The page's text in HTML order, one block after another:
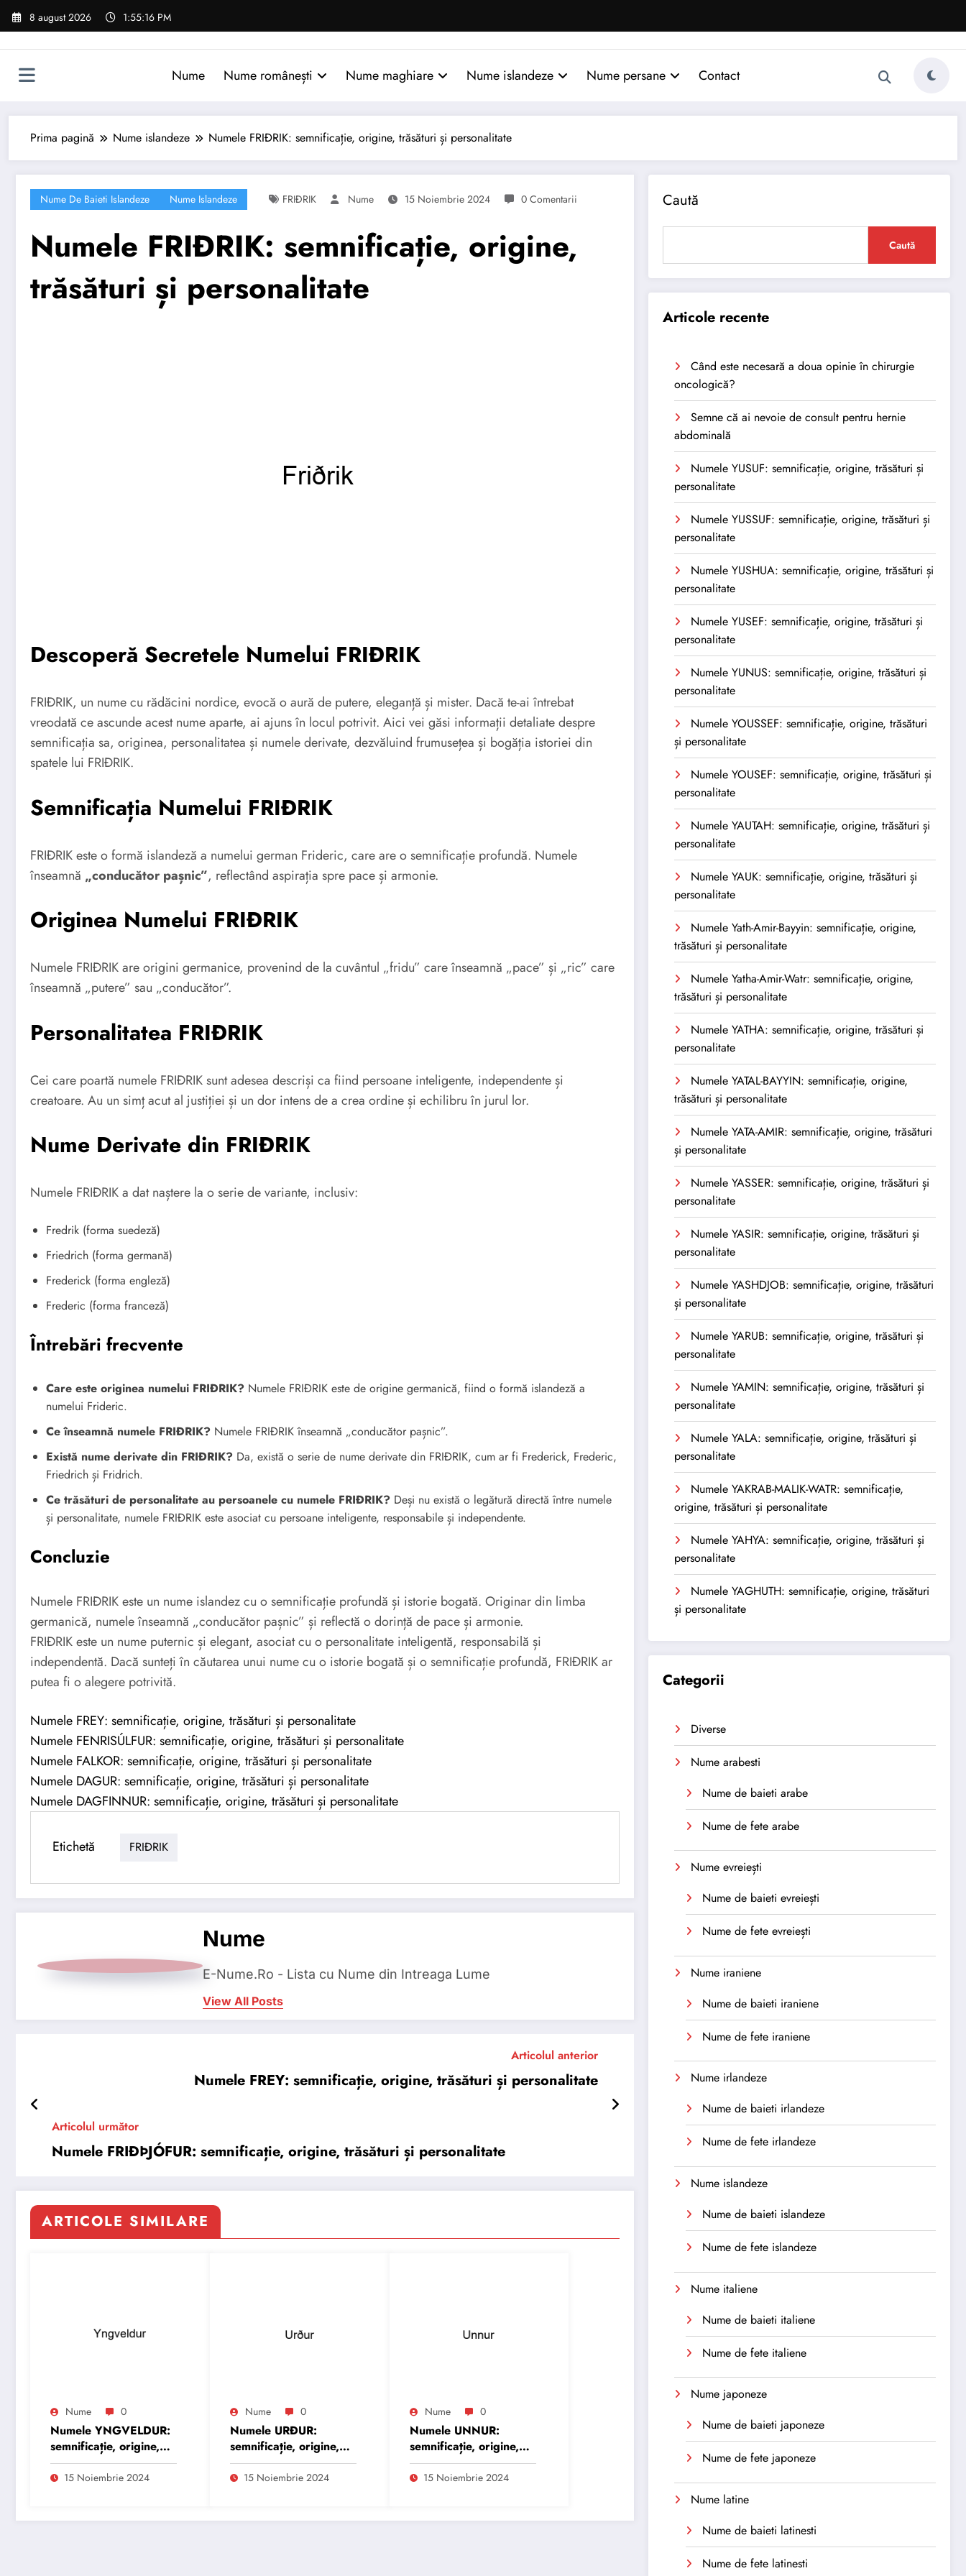
Sari
8 august 2026 1:55:17 PM
Nume Nume românești Nume maghiare Nume islandeze Nume persane Contact
Prima pagină Nume islandeze Numele FRIÐRIK: semnificație, origine, trăsături și personalitate
Nume De Baieti Islandeze Nume Islandeze FRIÐRIK Nume 15 Noiembrie 2024 0 Comentarii
Numele FRIÐRIK: semnificație, origine,
trăsături și personalitate
Descoperă Secretele Numelui FRIÐRIK
FRIÐRIK, un nume cu rădăcini nordice, evocă o aură de putere, eleganță și mister. Dacă te-ai întrebat
vreodată ce ascunde acest nume aparte, ai ajuns în locul potrivit. Aici vei găsi informații detaliate despre
semnificația sa, originea, personalitatea și numele derivate, dezvăluind frumusețea și bogăția istoriei din
spatele lui FRIÐRIK.
Semnificația Numelui FRIÐRIK
FRIÐRIK este o formă islandeză a numelui german Frideric, care are o semnificație profundă. Numele
înseamnă „conducător pașnic”, reflectând aspirația spre pace și armonie.
Originea Numelui FRIÐRIK
Numele FRIÐRIK are origini germanice, provenind de la cuvântul „fridu” care înseamnă „pace” și „ric” care
înseamnă „putere” sau „conducător”.
Personalitatea FRIÐRIK
Cei care poartă numele FRIÐRIK sunt adesea descriși ca fiind persoane inteligente, independente și
creatoare. Au un simț acut al justiției și un dor intens de a crea ordine și echilibru în jurul lor.
Nume Derivate din FRIÐRIK
Numele FRIÐRIK a dat naștere la o serie de variante, inclusiv:
Fredrik (forma suedeză)
Friedrich (forma germană)
Frederick (forma engleză)
Frederic (forma franceză)
Întrebări frecvente
Care este originea numelui FRIÐRIK? Numele FRIÐRIK este de origine germanică, fiind o formă islandeză a
numelui Frideric.
Ce înseamnă numele FRIÐRIK? Numele FRIÐRIK înseamnă „conducător pașnic”.
Există nume derivate din FRIÐRIK? Da, există o serie de nume derivate din FRIÐRIK, cum ar fi Frederick, Frederic,
Friedrich și Fridrich.
Ce trăsături de personalitate au persoanele cu numele FRIÐRIK? Deși nu există o legătură directă între numele
și personalitate, numele FRIÐRIK este asociat cu persoane inteligente, responsabile și independente.
Concluzie
Numele FRIÐRIK este un nume islandez cu o semnificație profundă și istorie bogată. Originar din limba
germanică, numele înseamnă „conducător pașnic” și reflectă o dorință de pace și armonie.
FRIÐRIK este un nume puternic și elegant, asociat cu o personalitate inteligentă, responsabilă și
independentă. Dacă sunteți în căutarea unui nume cu o istorie bogată și o semnificație profundă, FRIÐRIK ar
putea fi o alegere potrivită.
Numele FREY: semnificație, origine, trăsături și personalitate
Numele FENRISÚLFUR: semnificație, origine, trăsături și personalitate
Numele FALKOR: semnificație, origine, trăsături și personalitate
Numele DAGUR: semnificație, origine, trăsături și personalitate
Numele DAGFINNUR: semnificație, origine, trăsături și personalitate
Etichetă FRIÐRIK
Nume
E-Nume.Ro - Lista cu Nume din Intreaga Lume
View All Posts
Articolul anterior
Numele FREY: semnificație, origine, trăsături și personalitate
Articolul următor
Numele FRIÐÞJÓFUR: semnificație, origine, trăsături și personalitate
ARTICOLE SIMILARE
Nume 0
Numele YNGVELDUR:
semnificație, origine,
trăsături și
personalitate
15 Noiembrie 2024
Nume 0
Numele URÐUR:
semnificație, origine,
trăsături și
personalitate
15 Noiembrie 2024
Nume 0
Numele UNNUR:
semnificație, origine,
trăsături și
personalitate
15 Noiembrie 2024
Caută
Caută
Articole recente
Când este necesară a doua opinie în chirurgie
oncologică?
Semne că ai nevoie de consult pentru hernie
abdominală
Numele YUSUF: semnificație, origine, trăsături și
personalitate
Numele YUSSUF: semnificație, origine, trăsături și
personalitate
Numele YUSHUA: semnificație, origine, trăsături și
personalitate
Numele YUSEF: semnificație, origine, trăsături și
personalitate
Numele YUNUS: semnificație, origine, trăsături și
personalitate
Numele YOUSSEF: semnificație, origine, trăsături
și personalitate
Numele YOUSEF: semnificație, origine, trăsături și
personalitate
Numele YAUTAH: semnificație, origine, trăsături și
personalitate
Numele YAUK: semnificație, origine, trăsături și
personalitate
Numele Yath-Amir-Bayyin: semnificație, origine,
trăsături și personalitate
Numele Yatha-Amir-Watr: semnificație, origine,
trăsături și personalitate
Numele YATHA: semnificație, origine, trăsături și
personalitate
Numele YATAL-BAYYIN: semnificație, origine,
trăsături și personalitate
Numele YATA-AMIR: semnificație, origine, trăsături
și personalitate
Numele YASSER: semnificație, origine, trăsături și
personalitate
Numele YASIR: semnificație, origine, trăsături și
personalitate
Numele YASHDJOB: semnificație, origine, trăsături
și personalitate
Numele YARUB: semnificație, origine, trăsături și
personalitate
Numele YAMIN: semnificație, origine, trăsături și
personalitate
Numele YALA: semnificație, origine, trăsături și
personalitate
Numele YAKRAB-MALIK-WATR: semnificație,
origine, trăsături și personalitate
Numele YAHYA: semnificație, origine, trăsături și
personalitate
Numele YAGHUTH: semnificație, origine, trăsături
și personalitate
Categorii
Diverse
Nume arabesti
Nume de baieti arabe
Nume de fete arabe
Nume evreiești
Nume de baieti evreiești
Nume de fete evreiești
Nume iraniene
Nume de baieti iraniene
Nume de fete iraniene
Nume irlandeze
Nume de baieti irlandeze
Nume de fete irlandeze
Nume islandeze
Nume de baieti islandeze
Nume de fete islandeze
Nume italiene
Nume de baieti italiene
Nume de fete italiene
Nume japoneze
Nume de baieti japoneze
Nume de fete japoneze
Nume latine
Nume de baieti latinesti
Nume de fete latinesti